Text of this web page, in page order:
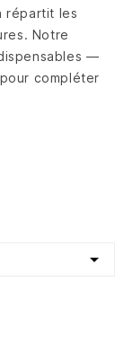
répartit les
Notre
—
compléter
